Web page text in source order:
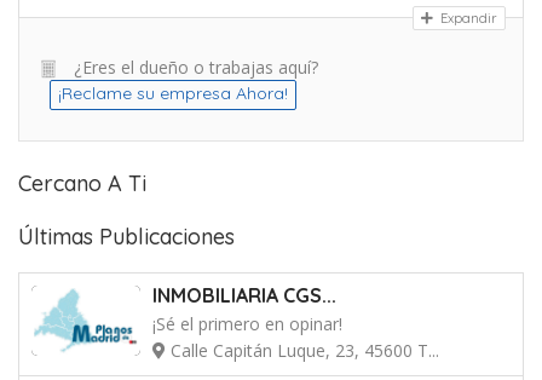
Expandir
¿Eres el dueño o trabajas aquí?
¡Reclame su empresa Ahora!
Cercano A Ti
Últimas Publicaciones
INMOBILIARIA CGS...
¡Sé el primero en opinar!
Calle Capitán Luque, 23, 45600 T...